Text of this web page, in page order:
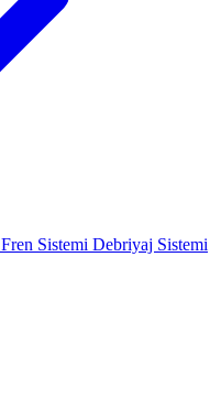
Fren Sistemi Debriyaj Sistemi